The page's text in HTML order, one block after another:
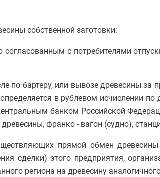
собственной заготовки:
с потребителями
по бартеру, или вывозе древесины
в рублевом исчислении
банком Российской
франко - вагон (судно),
прямой обмен
сделки) этого предприятия,
региона на древесину